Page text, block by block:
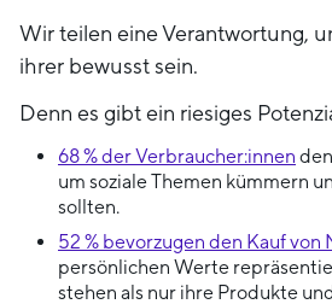
Wir teilen eine Verantwortung,
ihrer bewusst sein.
Denn es gibt ein riesiges
68 % der Verbraucher:innen
um soziale Themen kümmern
sollten.
52 % bevorzugen den Kauf von
persönlichen Werte
stehen als nur ihre Produkte